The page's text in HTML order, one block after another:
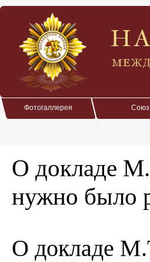
Фотогаллерея Союз
О докладе
нужно было
О докладе